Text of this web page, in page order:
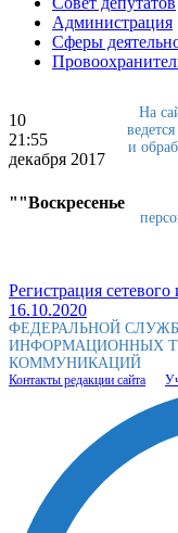
Администрация
Сферы
10
21:55
декабря 2017
""Воскресенье
На
и
Регистрация
16.10.2020
ФЕДЕРАЛЬНОЙ
ИНФОРМАЦИОННЫХ
КОММУНИКАЦИЙ
Контакты редакции сайта